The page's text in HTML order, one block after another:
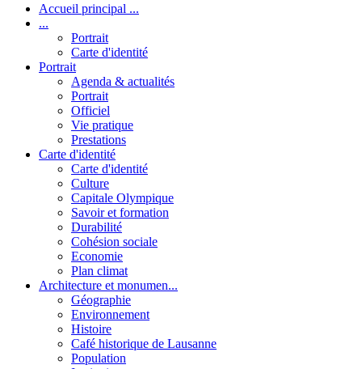
Accueil principal ...
...
Portrait
Carte d'identité
Portrait
Agenda & actualités
Portrait
Officiel
Vie pratique
Prestations
Carte d'identité
Carte d'identité
Culture
Capitale Olympique
Savoir et formation
Durabilité
Cohésion sociale
Economie
Plan climat
Architecture et monumen...
Géographie
Environnement
Histoire
Café historique de Lausanne
Population